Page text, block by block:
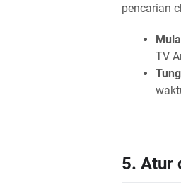
pencarian
TV
5. Atur